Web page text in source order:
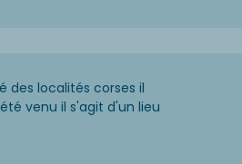
localités corses il
venu il s'agit d'un lieu